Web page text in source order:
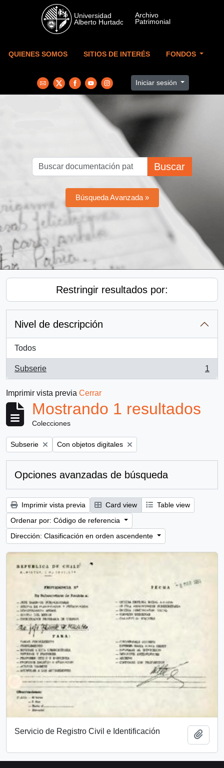
Skip to main content
QUIENES SOMOS SITIOS DE INTERÉS FONDOS
Iniciar sesión
Buscar
Búsqueda Avanzada »
Restringir resultados por:
Nivel de descripción
Todos
Subserie
, 1 resultados
1
Imprimir vista previa Cerrar
Mostrando 1 resultados
Colecciones
Remove filter:
Subserie Remove filter:
Con objetos digitales
Opciones avanzadas de búsqueda
Imprimir vista previa Card view
Table view
Ordenar por: Código de referencia
Dirección: Clasificación en orden ascendente
Servicio de Registro Civil e Identificación